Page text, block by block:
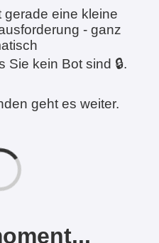
gerade eine kleine
- ganz
Sie kein Bot sind 🔒.
geht es weiter.